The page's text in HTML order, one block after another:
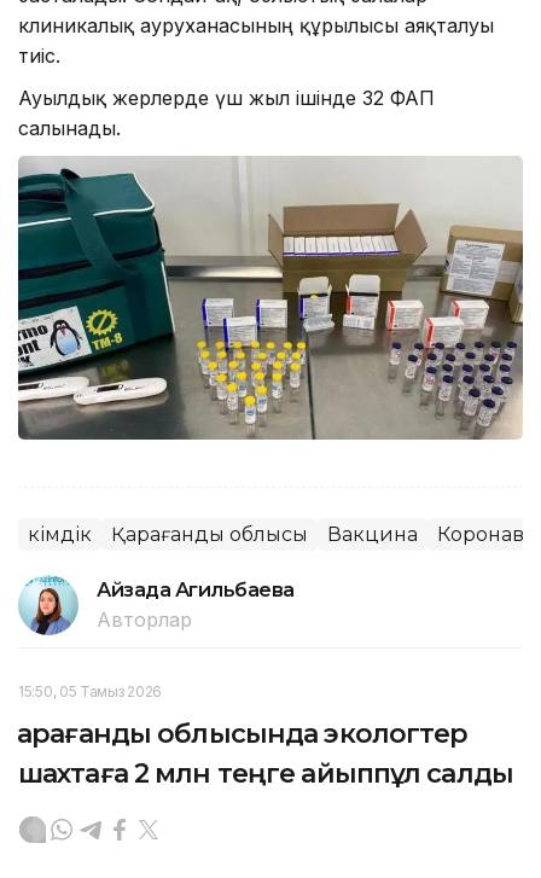
клиникалық ауруханасының құрылысы аяқталуы
тиіс.
Ауылдық жерлерде үш жыл ішінде 32 ФАП
салынады.
Әкімдік Қарағанды облысы Вакцина
Айзада Агильбаева
Авторлар
15:50, 05 Тамыз 2026
Қарағанды облысында экологтер
шахтаға 2 млн теңге айыппұл салды